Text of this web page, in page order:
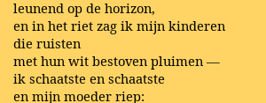
leunend op de horizon,
en in het riet zag ik mijn kinderen
die ruisten
met hun wit bestoven pluimen —
ik schaatste en schaatste
en mijn moeder riep: